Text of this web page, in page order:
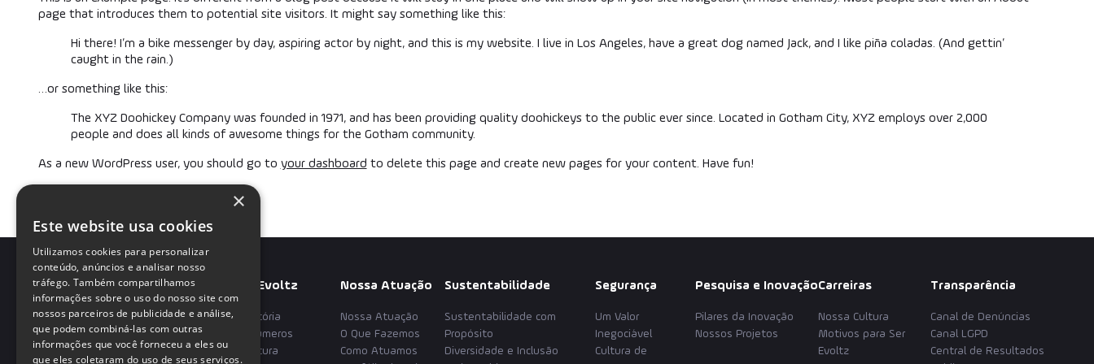
page that introduces them to potential site visitors. It might say something like this:
Hi there! I’m a bike messenger by day, aspiring actor by night, and this is my website. I live in Los Angeles, have a great dog named Jack, and I like piña coladas. (And gettin’
caught in the rain.)
…or something like this:
The XYZ Doohickey Company was founded in 1971, and has been providing quality doohickeys to the public ever since. Located in Gotham City, XYZ employs over 2,000
people and does all kinds of awesome things for the Gotham community.
As a new WordPress user, you should go to your dashboard to delete this page and create new pages for your content. Have fun!
Escritório Rio de Janeiro
Sobre a Evoltz
Nossa História
Nossos Números
Nossa Cultura
Nossa Atuação
Nossa Atuação
O Que Fazemos
Como Atuamos
Sustentabilidade
Sustentabilidade com
Propósito
Diversidade e Inclusão
Segurança
Um Valor
Inegociável
Cultura de
Pesquisa e Inovação
Pilares da Inovação
Nossos Projetos
Carreiras
Nossa Cultura
Motivos para Ser
Evoltz
Transparência
Canal de Denúncias
Canal LGPD
Central de Resultados
×
Este website usa cookies
Utilizamos cookies para personalizar
conteúdo, anúncios e analisar nosso
tráfego. Também compartilhamos
informações sobre o uso do nosso site com
nossos parceiros de publicidade e análise,
que podem combiná-las com outras
informações que você forneceu a eles ou
que eles coletaram do uso de seus serviços.